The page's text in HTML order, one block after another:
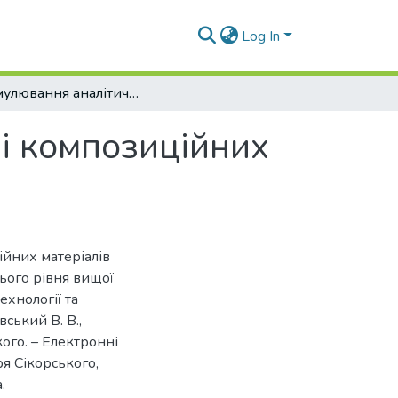
Log In
Формулювання аналітичних звітів в галузі композиційних матеріалів
композиційних
матеріалів
рівня вищої
та
В. В.,
– Електронні
Сікорського,